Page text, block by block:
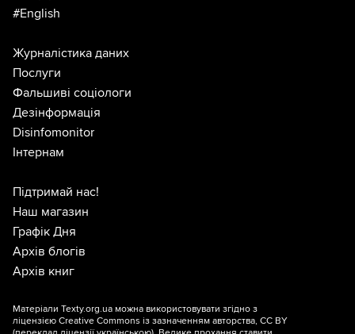
#English
Журналістика даних
Послуги
Фальшиві соціологи
Дезінформація
Disinfomonitor
Інтернам
Підтримай нас!
Наш магазин
Графік Дня
Архів блогів
Архів книг
Матеріали Texty.org.ua можна використовувати згідно з
ліцензією Creative Commons із зазначенням авторства, CC BY